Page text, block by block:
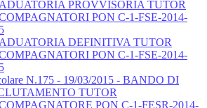
PROVVISORIA TUTOR
PON C-1-FSE-2014-
DEFINITIVA TUTOR
PON C-1-FSE-2014-
N.175 - 19/03/2015 - BANDO DI
TUTOR
PON C-1-FESR-2014-